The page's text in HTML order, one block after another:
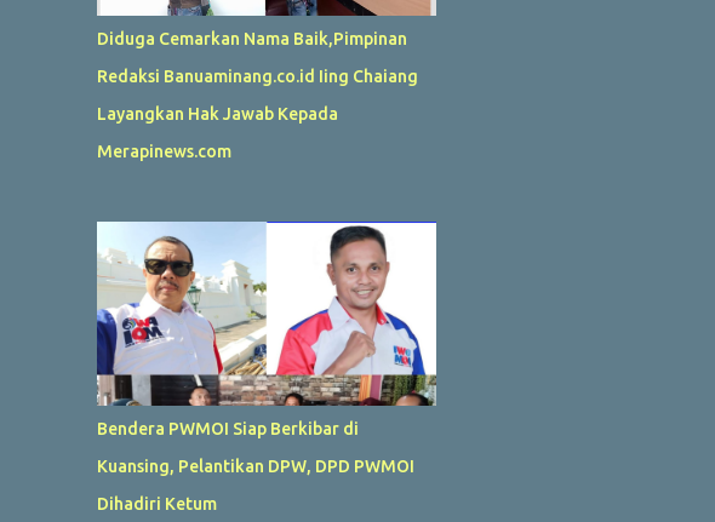
Diduga Cemarkan Nama Baik,Pimpinan
Redaksi Banuaminang.co.id Iing Chaiang
Layangkan Hak Jawab Kepada
Merapinews.com
Bendera PWMOI Siap Berkibar di
Kuansing, Pelantikan DPW, DPD PWMOI
Dihadiri Ketum